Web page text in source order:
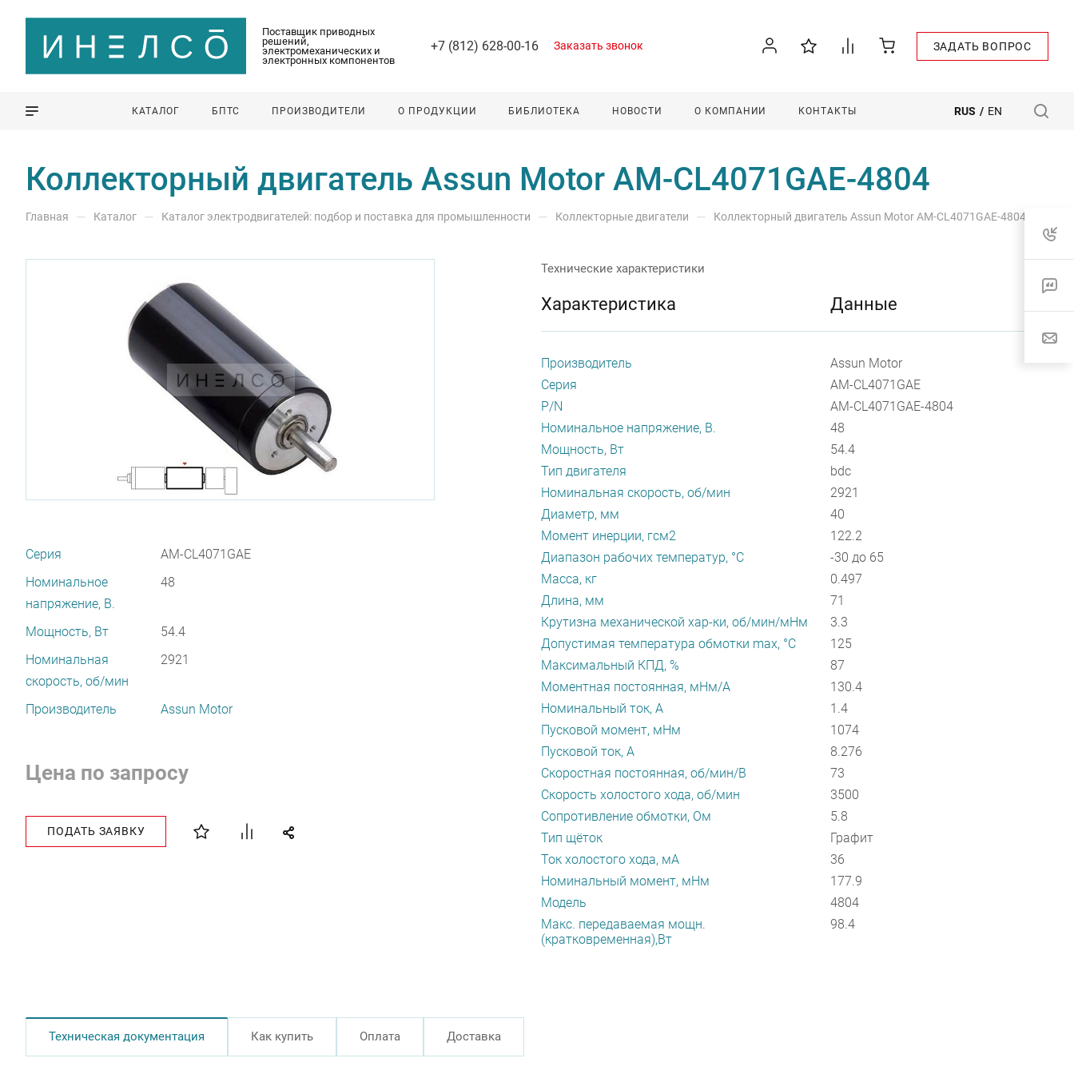
Поставщик приводных
решений,
электромеханических и
электронных компонентов
+7 (812) 628-00-16 Заказать звонок ЗАДАТЬ ВОПРОС
КАТАЛОГ БПТС ПРОИЗВОДИТЕЛИ О ПРОДУКЦИИ БИБЛИОТЕКА НОВОСТИ О КОМПАНИИ КОНТАКТЫ RUS / EN
Коллекторный двигатель Assun Motor AM-CL4071GAE-4804
Главная — Каталог — Каталог электродвигателей: подбор и поставка для промышленности — Коллекторные двигатели — Коллекторный двигатель Assun Motor AM-CL4071GAE-4804
Серия
AM-CL4071GAE
Номинальное
напряжение, В.
48
Мощность, Вт
54.4
Номинальная
скорость, об/мин
2921
Производитель Assun Motor
Цена по запросу
ПОДАТЬ ЗАЯВКУ
Технические характеристики
Характеристика Данные
Производитель
Assun Motor
Серия
AM-CL4071GAE
P/N
AM-CL4071GAE-4804
Номинальное напряжение, В.
48
Мощность, Вт
54.4
Тип двигателя
bdc
Номинальная скорость, об/мин
2921
Диаметр, мм
40
Момент инерции, гсм2
122.2
Диапазон рабочих температур, °С
-30 до 65
Масса, кг
0.497
Длина, мм
71
Крутизна механической хар-ки, об/мин/мНм
3.3
Допустимая температура обмотки max, °С
125
Максимальный КПД, %
87
Моментная постоянная, мНм/А
130.4
Номинальный ток, А
1.4
Пусковой момент, мНм
1074
Пусковой ток, А
8.276
Скоростная постоянная, об/мин/В
73
Скорость холостого хода, об/мин
3500
Сопротивление обмотки, Ом
5.8
Тип щёток
Графит
Ток холостого хода, мА
36
Номинальный момент, мНм
177.9
Модель
4804
Макс. передаваемая мощн.
(кратковременная),Вт
98.4
Техническая документация Как купить Оплата Доставка